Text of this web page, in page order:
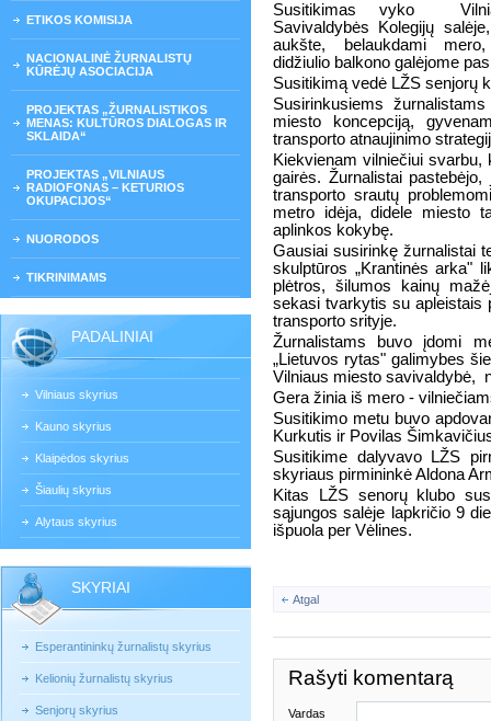
ETIKOS KOMISIJA
NACIONALINĖ ŽURNALISTŲ
KŪRĖJŲ ASOCIACIJA
PROJEKTAS „ŽURNALISTIKOS
MENAS: KULTŪROS DIALOGAS IR
SKLAIDA“
PROJEKTAS „VILNIAUS
RADIOFONAS – KETURIOS
OKUPACIJOS“
NUORODOS
TIKRINIMAMS
PADALINIAI
Vilniaus skyrius
Kauno skyrius
Klaipėdos skyrius
Šiaulių skyrius
Alytaus skyrius
SKYRIAI
Esperantininkų žurnalistų skyrius
Kelionių žurnalistų skyrius
Senjorų skyrius
Susitikimas vyko
Savivaldybės Kolegijų
aukšte, belaukdami
didžiulio balkono galėjome
Susitikimą vedė LŽS senjorų
Susirinkusiems
miesto koncepciją,
transporto atnaujinimo
Kiekvienam vilniečiui
gairės. Žurnalistai
transporto srautų
metro idėja, didele miesto
aplinkos kokybę.
Gausiai susirinkę žurnalistai
skulptūros „Krantinės arka"
plėtros, šilumos kainų
sekasi tvarkytis su apleistais
transporto srityje.
Žurnalistams buvo įdomi
„Lietuvos rytas" galimybes
Vilniaus miesto savivaldybė,
Gera žinia iš mero -
Susitikimo metu buvo
Kurkutis ir Povilas
Susitikime dalyvavo LŽS
skyriaus pirmininkė Aldona
Kitas LŽS senorų klubo
sąjungos salėje lapkričio 9
išpuola per Vėlines.
Atgal
Rašyti komentarą
Vardas